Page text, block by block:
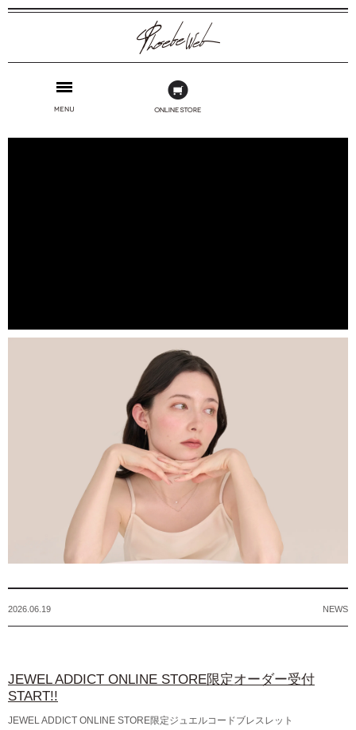
Phoebe Web
STORE
2026.06.19 NEWS
JEWEL ADDICT ONLINE STORE限定オーダー受付
START!!
JEWEL ADDICT ONLINE STORE限定ジュエルコードブレスレット